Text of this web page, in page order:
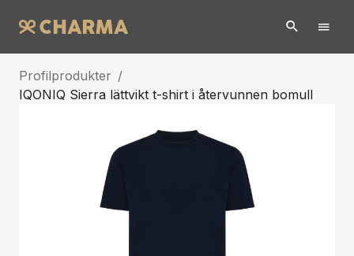
Profilprodukter /
IQONIQ Sierra lättvikt t-shirt i återvunnen bomull